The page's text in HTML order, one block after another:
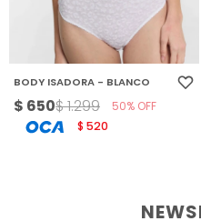
BODY ISADORA - BLANCO
$ 650$1.299 50
$ 520